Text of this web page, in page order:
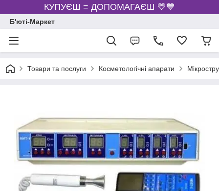
КУПУЄШ = ДОПОМАГАЄШ 💛💙
Б'юті-Маркет
Товари та послуги Косметологічні апарати